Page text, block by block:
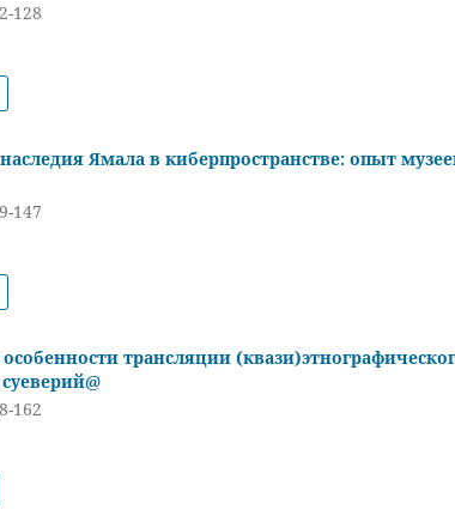
128
Ямала в киберпространстве: опыт
147
особенности трансляции
162